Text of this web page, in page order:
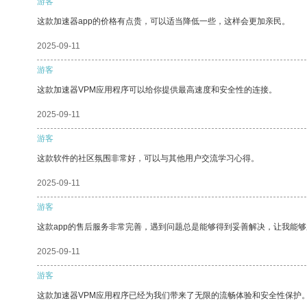
这款加速器app的价格有点贵，可以适当降低一些，这样会更加亲民。
2025-09-11
游客
这款加速器VPM应用程序可以给你提供最高速度和安全性的连接。
2025-09-11
游客
这款软件的社区氛围非常好，可以与其他用户交流学习心得。
2025-09-11
游客
这款app的售后服务非常完善，遇到问题总是能够得到妥善解决，让我能够
2025-09-11
游客
这款加速器VPM应用程序已经为我们带来了无限的流畅体验和安全性保护。